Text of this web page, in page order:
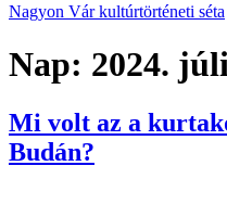
Nagyon Vár kultúrtörténeti séta
Nap: 2024.
Mi volt az a
Budán?